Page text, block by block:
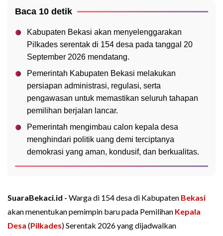
Baca 10 detik
Kabupaten Bekasi akan menyelenggarakan
Pilkades serentak di 154 desa pada tanggal 20
September 2026 mendatang.
Pemerintah Kabupaten Bekasi melakukan
persiapan administrasi, regulasi, serta
pengawasan untuk memastikan seluruh tahapan
pemilihan berjalan lancar.
Pemerintah mengimbau calon kepala desa
menghindari politik uang demi terciptanya
demokrasi yang aman, kondusif, dan berkualitas.
SuaraBekaci.id - Warga di 154 desa di Kabupaten Bekasi
akan menentukan pemimpin baru pada Pemilihan Kepala
Desa (Pilkades) Serentak 2026 yang dijadwalkan